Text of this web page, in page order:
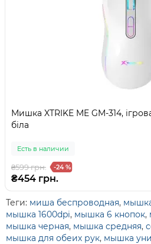
Мишка XTRIKE ME GM-314,
біла
Есть в наличии
₴599 грн. -24 %
₴454 грн.
Теги: миша беспроводная,
мышка 1600dpi, мышка 6 кнопок,
мышка черная, мышка средняя,
мышка для обеих рук, мышка